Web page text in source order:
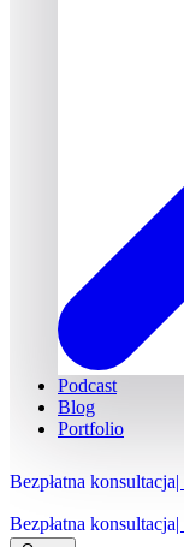
Podcast
Blog
Portfolio
Bezpłatna konsultacja
Bezpłatna konsultacja